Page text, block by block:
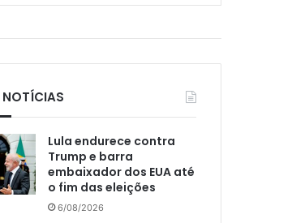
NOTÍCIAS
Lula endurece contra
Trump e barra
embaixador dos EUA até
o fim das eleições
6/08/2026